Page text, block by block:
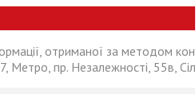
отриманої за методом
Метро, пр. Незалежності, 55в,